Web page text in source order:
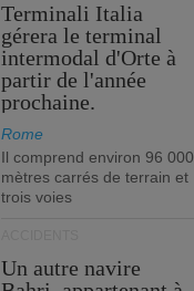
Terminali Italia
gérera le terminal
intermodal d'Orte à
partir de l'année
prochaine.
Rome
Il comprend environ 96 000
mètres carrés de terrain et
trois voies
Un autre navire